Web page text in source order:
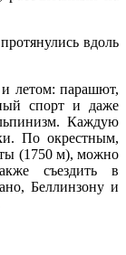
вдоль
летом: парашют,
спорт и даже
Каждую
По окрестным,
(1750 м), можно
съездить в
Беллинзону и